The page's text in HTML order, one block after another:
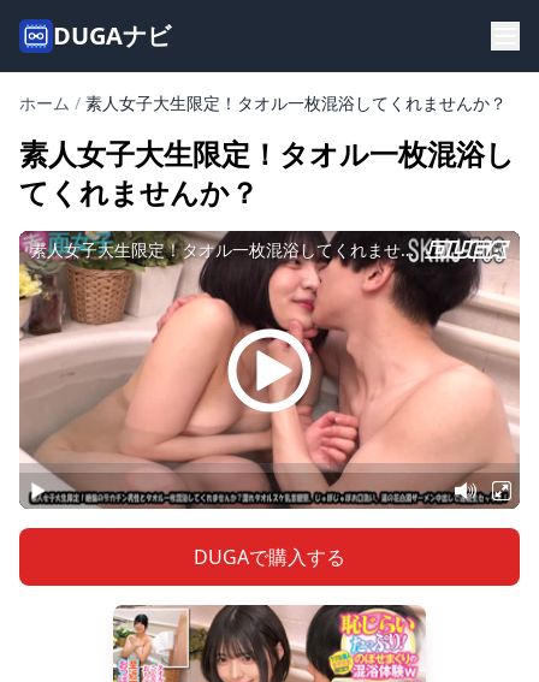
DUGAナビ
ホーム / 素人女子大生限定！タオル一枚混浴してくれませんか？
素人女子大生限定！タオル一枚混浴し
てくれませんか？
DUGAで購入する